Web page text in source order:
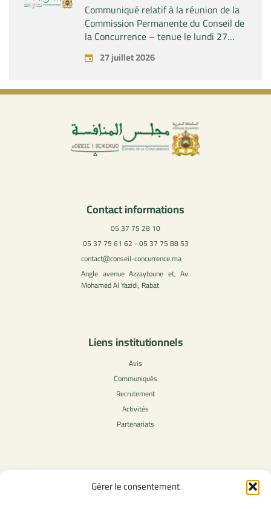
Gérer le consentement
Communiqué relatif à la réunion de la
Commission Permanente du Conseil de
la Concurrence – tenue le lundi 27
juillet 2026
27 juillet 2026
Contact informations
05 37 75 28 10
05 37 75 61 62 - 05 37 75 88 53
contact@conseil-concurrence.ma
Angle avenue Azzaytoune et, Av.
Mohamed Al Yazidi, Rabat
Liens institutionnels
Avis
Communiqués
Recrutement
Activités
Partenariats
Contenu légale